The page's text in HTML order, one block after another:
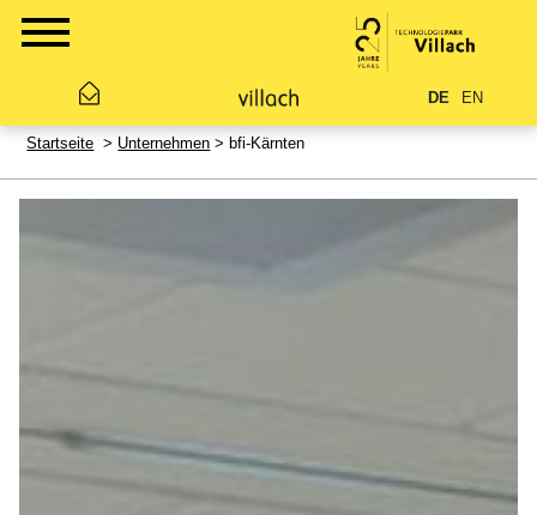
DE EN
Startseite > Unternehmen > bfi-Kärnten